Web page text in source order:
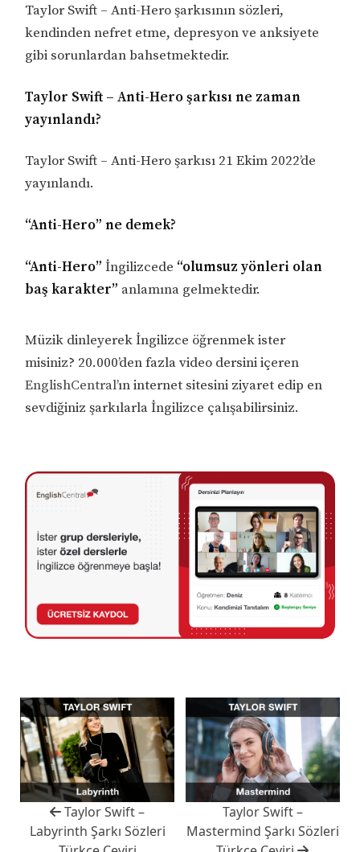
Taylor Swift – Anti-Hero şarkısının sözleri,
kendinden nefret etme, depresyon ve anksiyete
gibi sorunlardan bahsetmektedir.
Taylor Swift – Anti-Hero şarkısı ne zaman
yayınlandı?
Taylor Swift – Anti-Hero şarkısı 21 Ekim 2022’de
yayınlandı.
“Anti-Hero” ne demek?
“Anti-Hero” İngilizcede “olumsuz yönleri olan
baş karakter” anlamına gelmektedir.
Müzik dinleyerek İngilizce öğrenmek ister
misiniz? 20.000’den fazla video dersini içeren
EnglishCentral’ın internet sitesini ziyaret edip en
sevdiğiniz şarkılarla İngilizce çalışabilirsiniz.
Taylor Swift –
Labyrinth Şarkı Sözleri
Taylor Swift –
Mastermind Şarkı Sözleri